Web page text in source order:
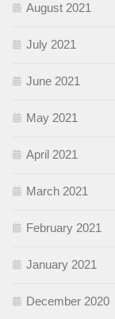
August 2021
July 2021
June 2021
May 2021
April 2021
March 2021
February 2021
January 2021
December 2020